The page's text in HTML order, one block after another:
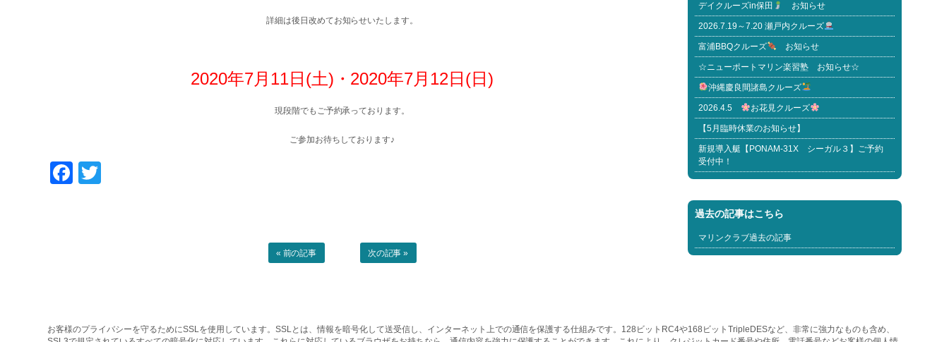
詳細は後日改めてお知らせいたします。
2020年7月11日(土)・2020年7月12日(日)
現段階でもご予約承っております。
ご参加お待ちしております♪
Facebook
« 前の記事 次の記事 »
デイクルーズin保田 お知らせ
2026.7.19～7.20 瀬戸内クルーズ
富浦BBQクルーズ お知らせ
☆ニューポートマリン楽習塾 お知らせ☆
沖縄慶良間諸島クルーズ
2026.4.5 お花見クルーズ
【5月臨時休業のお知らせ】
新規導入艇【PONAM-31X シーガル３】ご予約
受付中！
過去の記事はこちら
マリンクラブ過去の記事
お客様のプライバシーを守るためにSSLを使用しています。SSLとは、情報を暗号化して送受信し、インターネット上での通信を保護する仕組みです。128ビットRC4や168ビットTripleDESなど、非常に強力なものも含め、